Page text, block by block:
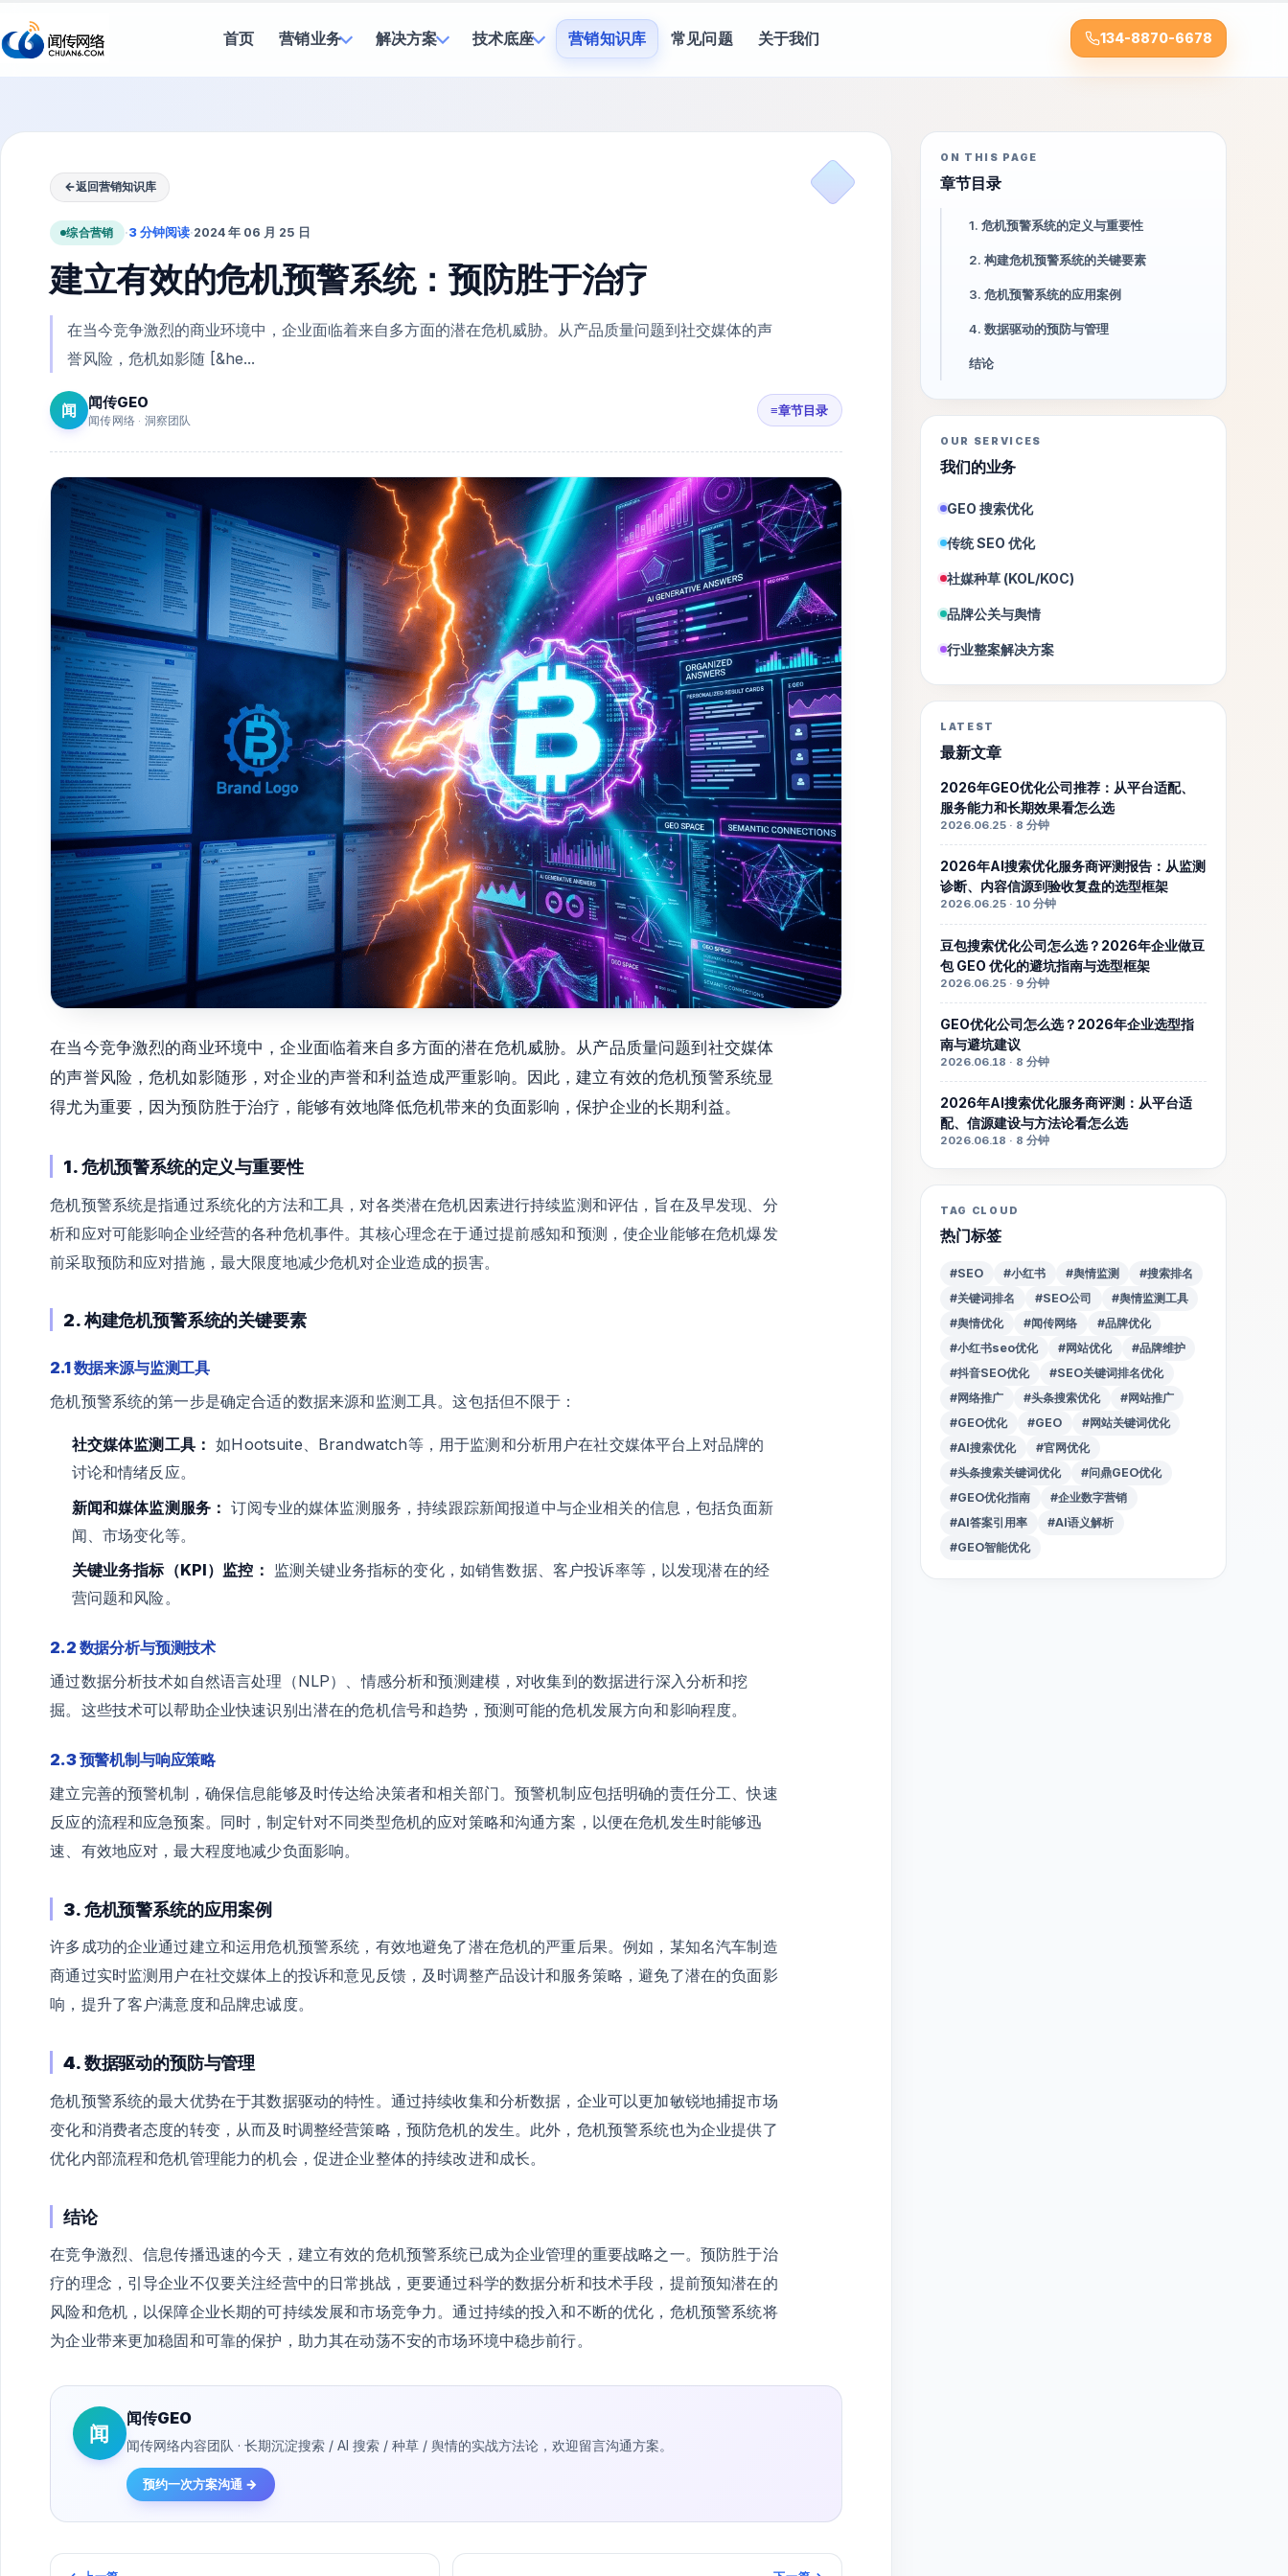
首页 营销业务 解决方案 技术底座 营销知识库 常见问题 关于我们 134-8870-6678
←返回营销知识库
综合营销 ·3 分钟阅读·2024 年 06 月 25 日
建立有效的危机预警系统：预防胜于治疗
在当今竞争激烈的商业环境中，企业面临着来自多方面的潜在危机威胁。从产品质量问题到社交媒体的声
誉风险，危机如影随 [&he...
闻 闻传GEO
闻传网络 · 洞察团队
≡章节目录
在当今竞争激烈的商业环境中，企业面临着来自多方面的潜在危机威胁。从产品质量问题到社交媒体
的声誉风险，危机如影随形，对企业的声誉和利益造成严重影响。因此，建立有效的危机预警系统显
得尤为重要，因为预防胜于治疗，能够有效地降低危机带来的负面影响，保护企业的长期利益。
1. 危机预警系统的定义与重要性
危机预警系统是指通过系统化的方法和工具，对各类潜在危机因素进行持续监测和评估，旨在及早发现、分
析和应对可能影响企业经营的各种危机事件。其核心理念在于通过提前感知和预测，使企业能够在危机爆发
前采取预防和应对措施，最大限度地减少危机对企业造成的损害。
2. 构建危机预警系统的关键要素
2.1 数据来源与监测工具
危机预警系统的第一步是确定合适的数据来源和监测工具。这包括但不限于：
社交媒体监测工具： 如Hootsuite、Brandwatch等，用于监测和分析用户在社交媒体平台上对品牌的
讨论和情绪反应。
新闻和媒体监测服务： 订阅专业的媒体监测服务，持续跟踪新闻报道中与企业相关的信息，包括负面新
闻、市场变化等。
关键业务指标（KPI）监控： 监测关键业务指标的变化，如销售数据、客户投诉率等，以发现潜在的经
营问题和风险。
2.2 数据分析与预测技术
通过数据分析技术如自然语言处理（NLP）、情感分析和预测建模，对收集到的数据进行深入分析和挖
掘。这些技术可以帮助企业快速识别出潜在的危机信号和趋势，预测可能的危机发展方向和影响程度。
2.3 预警机制与响应策略
建立完善的预警机制，确保信息能够及时传达给决策者和相关部门。预警机制应包括明确的责任分工、快速
反应的流程和应急预案。同时，制定针对不同类型危机的应对策略和沟通方案，以便在危机发生时能够迅
速、有效地应对，最大程度地减少负面影响。
3. 危机预警系统的应用案例
许多成功的企业通过建立和运用危机预警系统，有效地避免了潜在危机的严重后果。例如，某知名汽车制造
商通过实时监测用户在社交媒体上的投诉和意见反馈，及时调整产品设计和服务策略，避免了潜在的负面影
响，提升了客户满意度和品牌忠诚度。
4. 数据驱动的预防与管理
危机预警系统的最大优势在于其数据驱动的特性。通过持续收集和分析数据，企业可以更加敏锐地捕捉市场
变化和消费者态度的转变，从而及时调整经营策略，预防危机的发生。此外，危机预警系统也为企业提供了
优化内部流程和危机管理能力的机会，促进企业整体的持续改进和成长。
结论
在竞争激烈、信息传播迅速的今天，建立有效的危机预警系统已成为企业管理的重要战略之一。预防胜于治
疗的理念，引导企业不仅要关注经营中的日常挑战，更要通过科学的数据分析和技术手段，提前预知潜在的
风险和危机，以保障企业长期的可持续发展和市场竞争力。通过持续的投入和不断的优化，危机预警系统将
为企业带来更加稳固和可靠的保护，助力其在动荡不安的市场环境中稳步前行。
闻
闻传GEO
闻传网络内容团队 · 长期沉淀搜索 / AI 搜索 / 种草 / 舆情的实战方法论，欢迎留言沟通方案。
预约一次方案沟通 →
ON THIS PAGE
章节目录
1. 危机预警系统的定义与重要性
2. 构建危机预警系统的关键要素
3. 危机预警系统的应用案例
4. 数据驱动的预防与管理
结论
OUR SERVICES
我们的业务
GEO 搜索优化
传统 SEO 优化
社媒种草 (KOL/KOC)
品牌公关与舆情
行业整案解决方案
LATEST
最新文章
2026年GEO优化公司推荐：从平台适配、
服务能力和长期效果看怎么选
2026.06.25 · 8 分钟
2026年AI搜索优化服务商评测报告：从监测
诊断、内容信源到验收复盘的选型框架
2026.06.25 · 10 分钟
豆包搜索优化公司怎么选？2026年企业做豆
包 GEO 优化的避坑指南与选型框架
2026.06.25 · 9 分钟
GEO优化公司怎么选？2026年企业选型指
南与避坑建议
2026.06.18 · 8 分钟
2026年AI搜索优化服务商评测：从平台适
配、信源建设与方法论看怎么选
2026.06.18 · 8 分钟
TAG CLOUD
热门标签
#SEO #小红书 #舆情监测
#搜索排名
#关键词排名
#SEO公司
#舆情监测工具
#舆情优化
#闻传网络
#品牌优化
#小红书seo优化
#网站优化
#品牌维护
#抖音SEO优化
#SEO关键词排名优化
#网络推广
#头条搜索优化
#网站推广
#GEO优化
#GEO
#网站关键词优化
#AI搜索优化
#官网优化
#头条搜索关键词优化
#问鼎GEO优化
#GEO优化指南
#企业数字营销
#AI答案引用率
#AI语义解析
#GEO智能优化